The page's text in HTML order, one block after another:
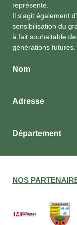
représente.
Il s'agit également
sensibilisation du
à fait souhaitable
générations futures.
Nom
Adresse
Département
NOS